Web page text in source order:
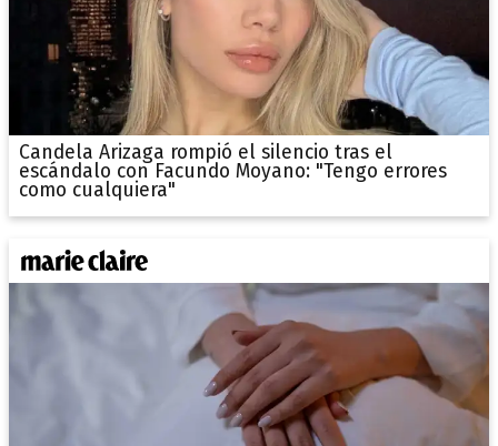
Candela Arizaga rompió el silencio tras el
escándalo con Facundo Moyano: "Tengo errores
como cualquiera"